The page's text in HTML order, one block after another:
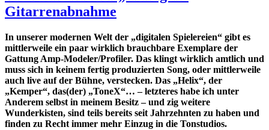
Gitarrenabnahme
mit
der
„richtigen“
Gitarrenabnahme
In unserer modernen Welt der „digitalen Spielereien“ gibt es
mittlerweile ein paar wirklich brauchbare Exemplare der
Gattung Amp-Modeler/Profiler. Das klingt wirklich amtlich und
muss sich in keinem fertig produzierten Song, oder mittlerweile
auch live auf der Bühne, verstecken. Das „Helix“, der
„Kemper“, das(der) „ToneX“… – letzteres habe ich unter
Anderem selbst in meinem Besitz – und zig weitere
Wunderkisten, sind teils bereits seit Jahrzehnten zu haben und
finden zu Recht immer mehr Einzug in die Tonstudios.